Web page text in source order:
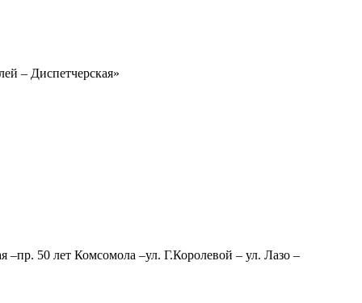
– Диспетчерская»
–пр. 50 лет Комсомола –ул. Г.Королевой – ул. Лазо –